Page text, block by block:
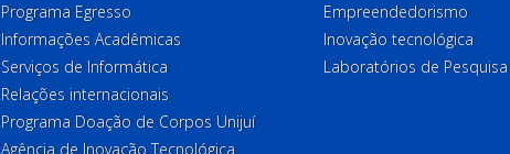
Programa Egresso
Informações Acadêmicas
Serviços de Informática
Relações internacionais
Programa Doação de Corpos Unijuí
Agência de Inovação Tecnológica
Empreendedorismo
Inovação tecnológica
Laboratórios de Pesquisa